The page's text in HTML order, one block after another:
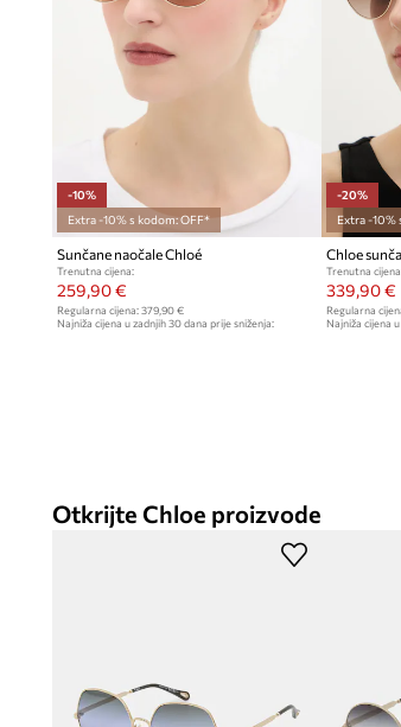
Zlatna boja okvira , koja dodaje
Uključeno , koje pridonosi
U setu krpa od mikrovlakana , koja
-10%
Extra -10% s kodom: OFF*
Sunčane naočale Chloé
Trenutna cijena:
259,90 €
Regularna cijena: 379,90 €
Najniža cijena u zadnjih 30 dana prije sniženja:
-20%
Extra -10%
Chloe
Trenutna
339,90 €
Regularna
Najniža cijena
Otkrijte Chloe proizvode